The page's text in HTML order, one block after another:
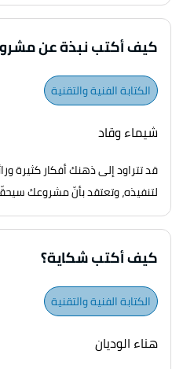
كيف أكتب نبذة عن
الكتابة الفنية والتقنية
شيماء وقاد
قد تتراود إلى ذهنك أفكار كثيرة
لتنفيذه، وتعتقد بأنّ مشروعك
كيف أكتب شكاية؟
الكتابة الفنية والتقنية
هناء الوديان